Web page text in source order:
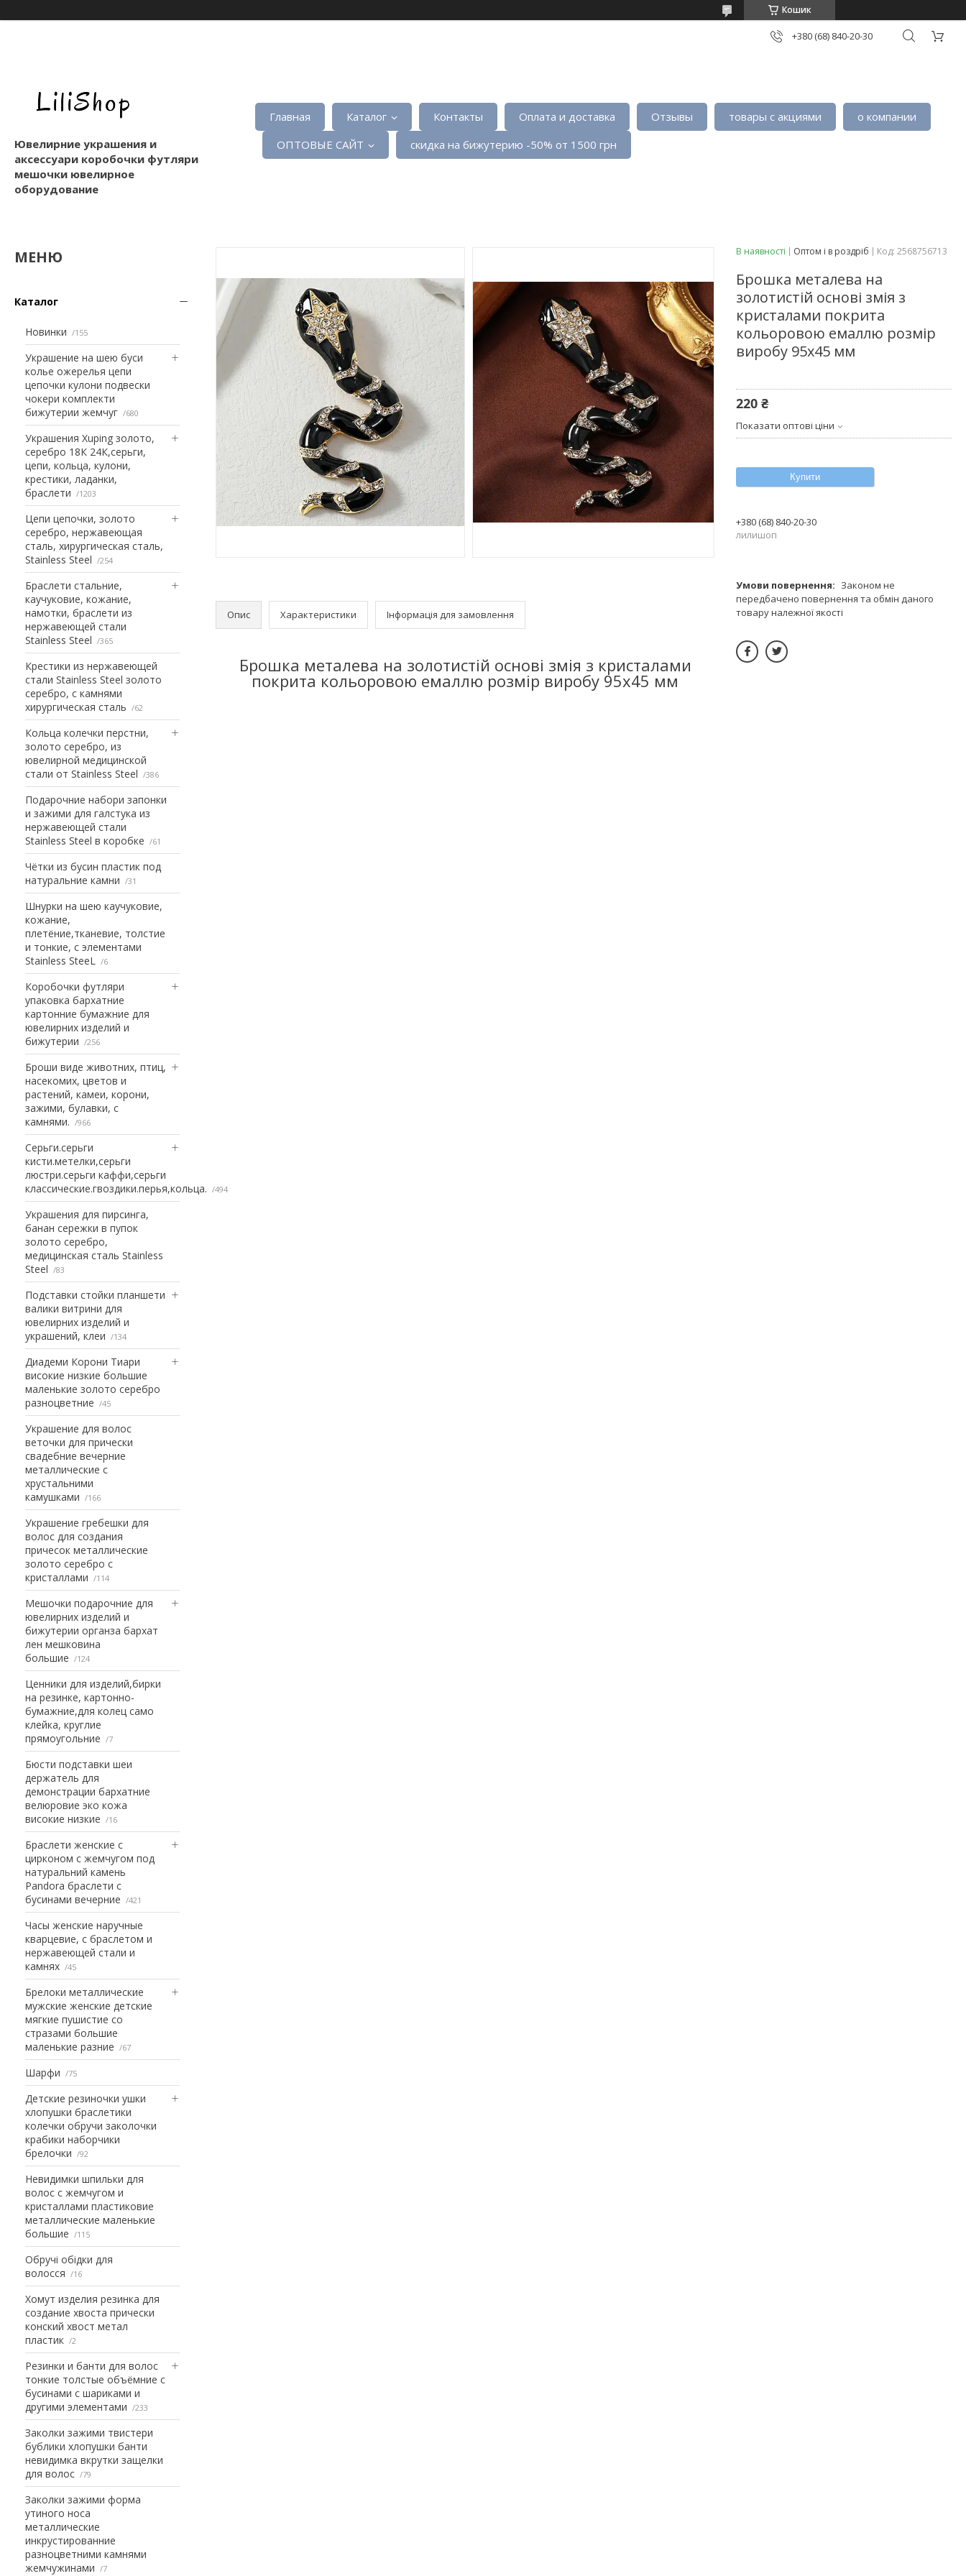
Кошик
+380 (68) 840-20-30
Ювелирние украшения и
аксессуари коробочки футляри
мешочки ювелирное
оборудование
Главная Каталог Контакты Оплата и доставка Отзывы товары с акциями
о компании
ОПТОВЫЕ САЙТ
скидка на бижутерию -50% от 1500 грн
Каталог
Новинки 155
Украшение на шею буси
колье ожерелья цепи
цепочки кулони подвески
чокери комплекти
бижутерии жемчуг
680
Украшения Xuping золото,
серебро 18К 24К,серьги,
цепи, кольца, кулони,
крестики, ладанки,
браслети
1203
Цепи цепочки, золото
серебро, нержавеющая
сталь, хирургическая сталь,
Stainless Steel
254
Браслети стальние,
каучуковие, кожание,
намотки, браслети из
нержавеющей стали
Stainless Steel
365
Крестики из нержавеющей
стали Stainless Steel золото
серебро, с камнями
хирургическая сталь
62
Кольца колечки перстни,
золото серебро, из
ювелирной медицинской
стали от Stainless Steel
386
Подарочние набори запонки
и зажими для галстука из
нержавеющей стали
Stainless Steel в коробке
61
Чётки из бусин пластик под
натуральние камни
31
Шнурки на шею каучуковие,
кожание,
плетёние,тканевие, толстие
и тонкие, с элементами
Stainless SteeL
6
Коробочки футляри
упаковка бархатние
картонние бумажние для
ювелирних изделий и
бижутерии
256
Броши виде животних, птиц,
насекомих, цветов и
растений, камеи, корони,
зажими, булавки, с
камнями.
966
Серьги.серьги
кисти.метелки,серьги
люстри.серьги каффи,серьги
классические.гвоздики.перья,кольца.
494
Украшения для пирсинга,
банан сережки в пупок
золото серебро,
медицинская сталь Stainless
Steel
83
Подставки стойки планшети
валики витрини для
ювелирних изделий и
украшений, клеи
134
Диадеми Корони Тиари
високие низкие большие
маленькие золото серебро
разноцветние
45
Украшение для волос
веточки для прически
свадебние вечерние
металлические с
хрустальними
камушками
166
Украшение гребешки для
волос для создания
причесок металлические
золото серебро с
кристаллами
114
Мешочки подарочние для
ювелирних изделий и
бижутерии органза бархат
лен мешковина
большие
124
Ценники для изделий,бирки
на резинке, картонно-
бумажние,для колец само
клейка, круглие
прямоугольние
7
Бюсти подставки шеи
держатель для
демонстрации бархатние
велюровие эко кожа
високие низкие
16
Браслети женские с
цирконом с жемчугом под
натуральний камень
Pandora браслети с
бусинами вечерние
421
Часы женские наручные
кварцевие, с браслетом и
нержавеющей стали и
камнях
45
Брелоки металлические
мужские женские детские
мягкие пушистие со
стразами большие
маленькие разние
67
Шарфи 75
Детские резиночки ушки
хлопушки браслетики
колечки обручи заколочки
крабики наборчики
брелочки
92
Невидимки шпильки для
волос с жемчугом и
кристаллами пластиковие
металлические маленькие
большие
115
Обручі обідки для
волосся
16
Хомут изделия резинка для
создание хвоста прически
конский хвост метал
пластик
2
Резинки и банти для волос
тонкие толстые объёмние с
бусинами с шариками и
другими элементами
233
Заколки зажими твистери
бублики хлопушки банти
невидимка вкрутки защелки
для волос
79
Заколки зажими форма
утиного носа
металлические
инкрустированние
разноцветними камнями
жемчужинами
7
Опис Характеристики Інформація для замовлення
Брошка металева на золотистій основі змія з кристалами
покрита кольоровою емаллю розмір виробу 95х45 мм
В наявності Оптом і в роздріб Код: 2568756713
Брошка металева на
золотистій основі змія з
кристалами покрита
кольоровою емаллю розмір
виробу 95х45 мм
220 ₴
Показати оптові ціни
Купити
+380 (68) 840-20-30
лилишоп
Законом не
передбачено повернення та обмін даного
товару належної якості